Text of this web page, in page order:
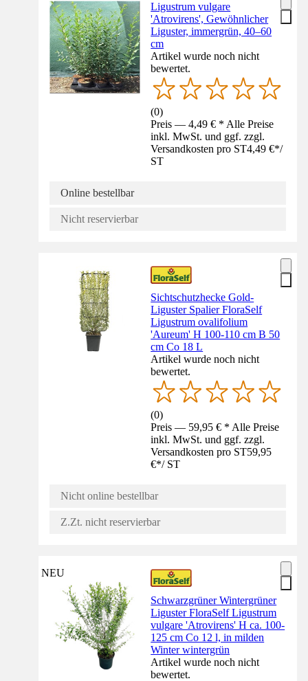
Ligustrum vulgare
'Atrovirens', Gewöhnlicher
Liguster, immergrün, 40–60
cm
Artikel wurde noch nicht
bewertet.
(0)
Preis — 4,49 € * Alle Preise
inkl. MwSt. und ggf. zzgl.
Versandkosten pro ST4,49 €*/
ST
Online bestellbar
Nicht reservierbar
Sichtschutzhecke Gold-
Liguster Spalier FloraSelf
Ligustrum ovalifolium
'Aureum' H 100-110 cm B 50
cm Co 18 L
Artikel wurde noch nicht
bewertet.
(0)
Preis — 59,95 € * Alle Preise
inkl. MwSt. und ggf. zzgl.
Versandkosten pro ST59,95
€*/ ST
Nicht online bestellbar
Z.Zt. nicht reservierbar
NEU
Schwarzgrüner Wintergrüner
Liguster FloraSelf Ligustrum
vulgare 'Atrovirens' H ca. 100-
125 cm Co 12 l, in milden
Winter wintergrün
Artikel wurde noch nicht
bewertet.